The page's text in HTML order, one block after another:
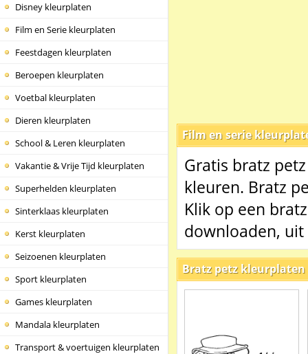
Disney kleurplaten
Film en Serie kleurplaten
Feestdagen kleurplaten
Beroepen kleurplaten
Voetbal kleurplaten
Dieren kleurplaten
School & Leren kleurplaten
Vakantie & Vrije Tijd kleurplaten
Superhelden kleurplaten
Sinterklaas kleurplaten
Kerst kleurplaten
Seizoenen kleurplaten
Sport kleurplaten
Games kleurplaten
Mandala kleurplaten
Transport & voertuigen kleurplaten
Film en serie
Gratis bratz
kleuren. Bratz
Klik op een
downloaden,
Bratz petz kleurplaten